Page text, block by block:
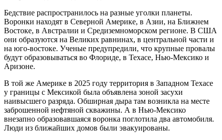
Бедствие распространилось на разные уголки планеты.
Воронки находят в Северной Америке, в Азии, на Ближнем
Востоке, в Австралии и Средиземноморском регионе. В США
они образуются на Великих равнинах, в центральной части и
на юго-востоке. Ученые предупредили, что крупные провалы
будут образовываться во Флориде, в Техасе, Нью-Мексико и
Аризоне.
В той же Америке в 2025 году территория в Западном Техасе
у границы с Мексикой была объявлена зоной засухи
наивысшего разряда. Обширная дыра там возникла на месте
заброшенной нефтяной скважины. А в Нью-Мексико
внезапно образовавшаяся воронка поглотила два автомобиля.
Люди из ближайших домов были эвакуированы.